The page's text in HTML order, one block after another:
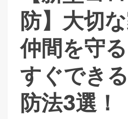
防】大切
仲間を守
すぐでき
防法3選！